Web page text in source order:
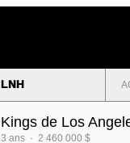
LNH
Kings de Los
3 ans · 2 460 000 $